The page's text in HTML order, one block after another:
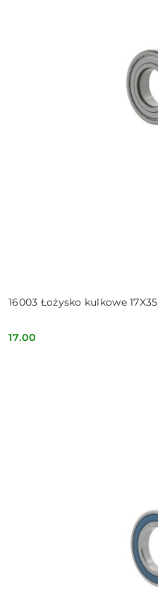
16003 Łożysko kulkowe
Cena:
17.00